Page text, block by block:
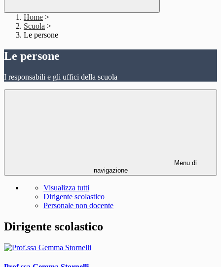
Home >
Scuola >
Le persone
Le persone
I responsabili e gli uffici della scuola
Menu di
navigazione
Visualizza tutti
Dirigente scolastico
Personale non docente
Dirigente scolastico